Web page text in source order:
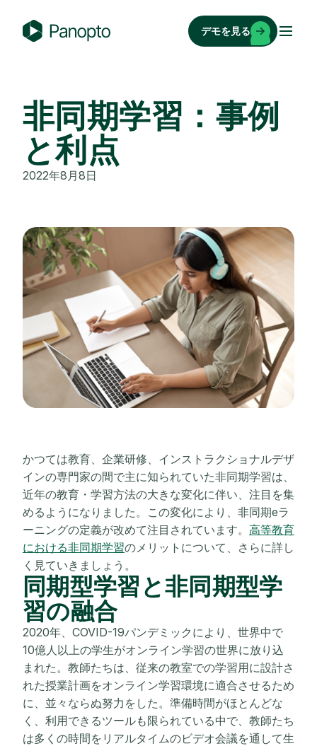
o
p
o
デモを見る
非同期学習：事例
と利点
2022年8月8日
かつては教育、企業研修、インストラクショナルデザ
インの専門家の間で主に知られていた非同期学習は、
近年の教育・学習方法の大きな変化に伴い、注目を集
めるようになりました。この変化により、非同期eラ
ーニングの定義が改めて注目されています。 高等教育
における非同期学習のメリットについて、さらに詳し
く見ていきましょう。
同期型学習と非同期型学
習の融合
2020年、COVID-19パンデミックにより、世界中で
10億人以上の学生がオンライン学習の世界に放り込
まれた。教師たちは、従来の教室での学習用に設計さ
れた授業計画をオンライン学習環境に適合させるため
に、並々ならぬ努力をした。準備時間がほとんどな
く、利用できるツールも限られている中で、教師たち
は多くの時間をリアルタイムのビデオ会議を通して生